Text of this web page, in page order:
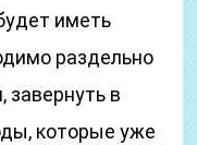
иметь
раздельно
завернуть в
которые уже